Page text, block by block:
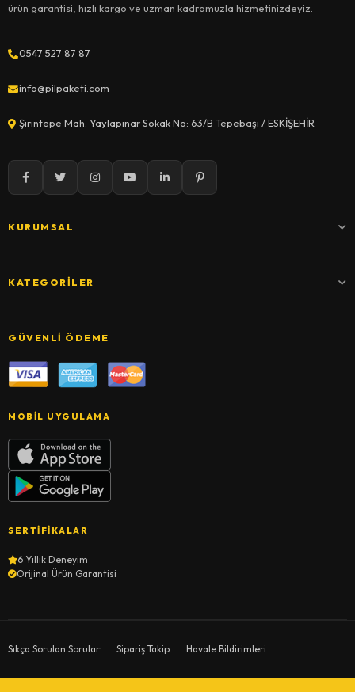
ürün garantisi, hızlı kargo ve uzman kadromuzla hizmetinizdeyiz.
0547 527 87 87
info@pilpaketi.com
Şirintepe Mah. Yaylapınar Sokak No: 63/B Tepebaşı / ESKİŞEHİR
KURUMSAL
KATEGORILER
GÜVENLI ÖDEME
MOBIL UYGULAMA
SERTIFIKALAR
6 Yıllık Deneyim
Orijinal Ürün Garantisi
Sıkça Sorulan Sorular Sipariş Takip Havale Bildirimleri